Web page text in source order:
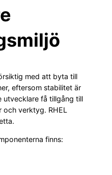
med att byta till
eftersom stabilitet är
utvecklare få tillgång till
och verktyg. RHEL
finns: